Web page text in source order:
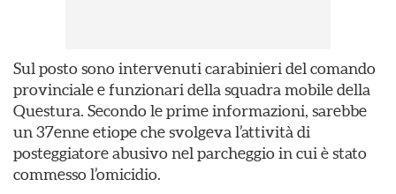
Sul posto sono intervenuti carabinieri del comando
provinciale e funzionari della squadra mobile della
Questura. Secondo le prime informazioni, sarebbe
un 37enne etiope che svolgeva l’attività di
posteggiatore abusivo nel parcheggio in cui è stato
commesso l’omicidio.